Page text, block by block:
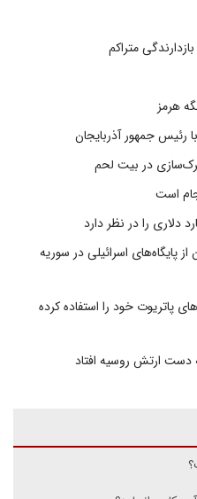
متراکم
هرمز
رئیس جمهور آذربایجان
در بیت‌ لحم
است
پایگاه‌های اسرائیلی در سوریه
از موشک‌های پاتریوت خود را استفاده کرده
دست ارتش روسیه افتاد